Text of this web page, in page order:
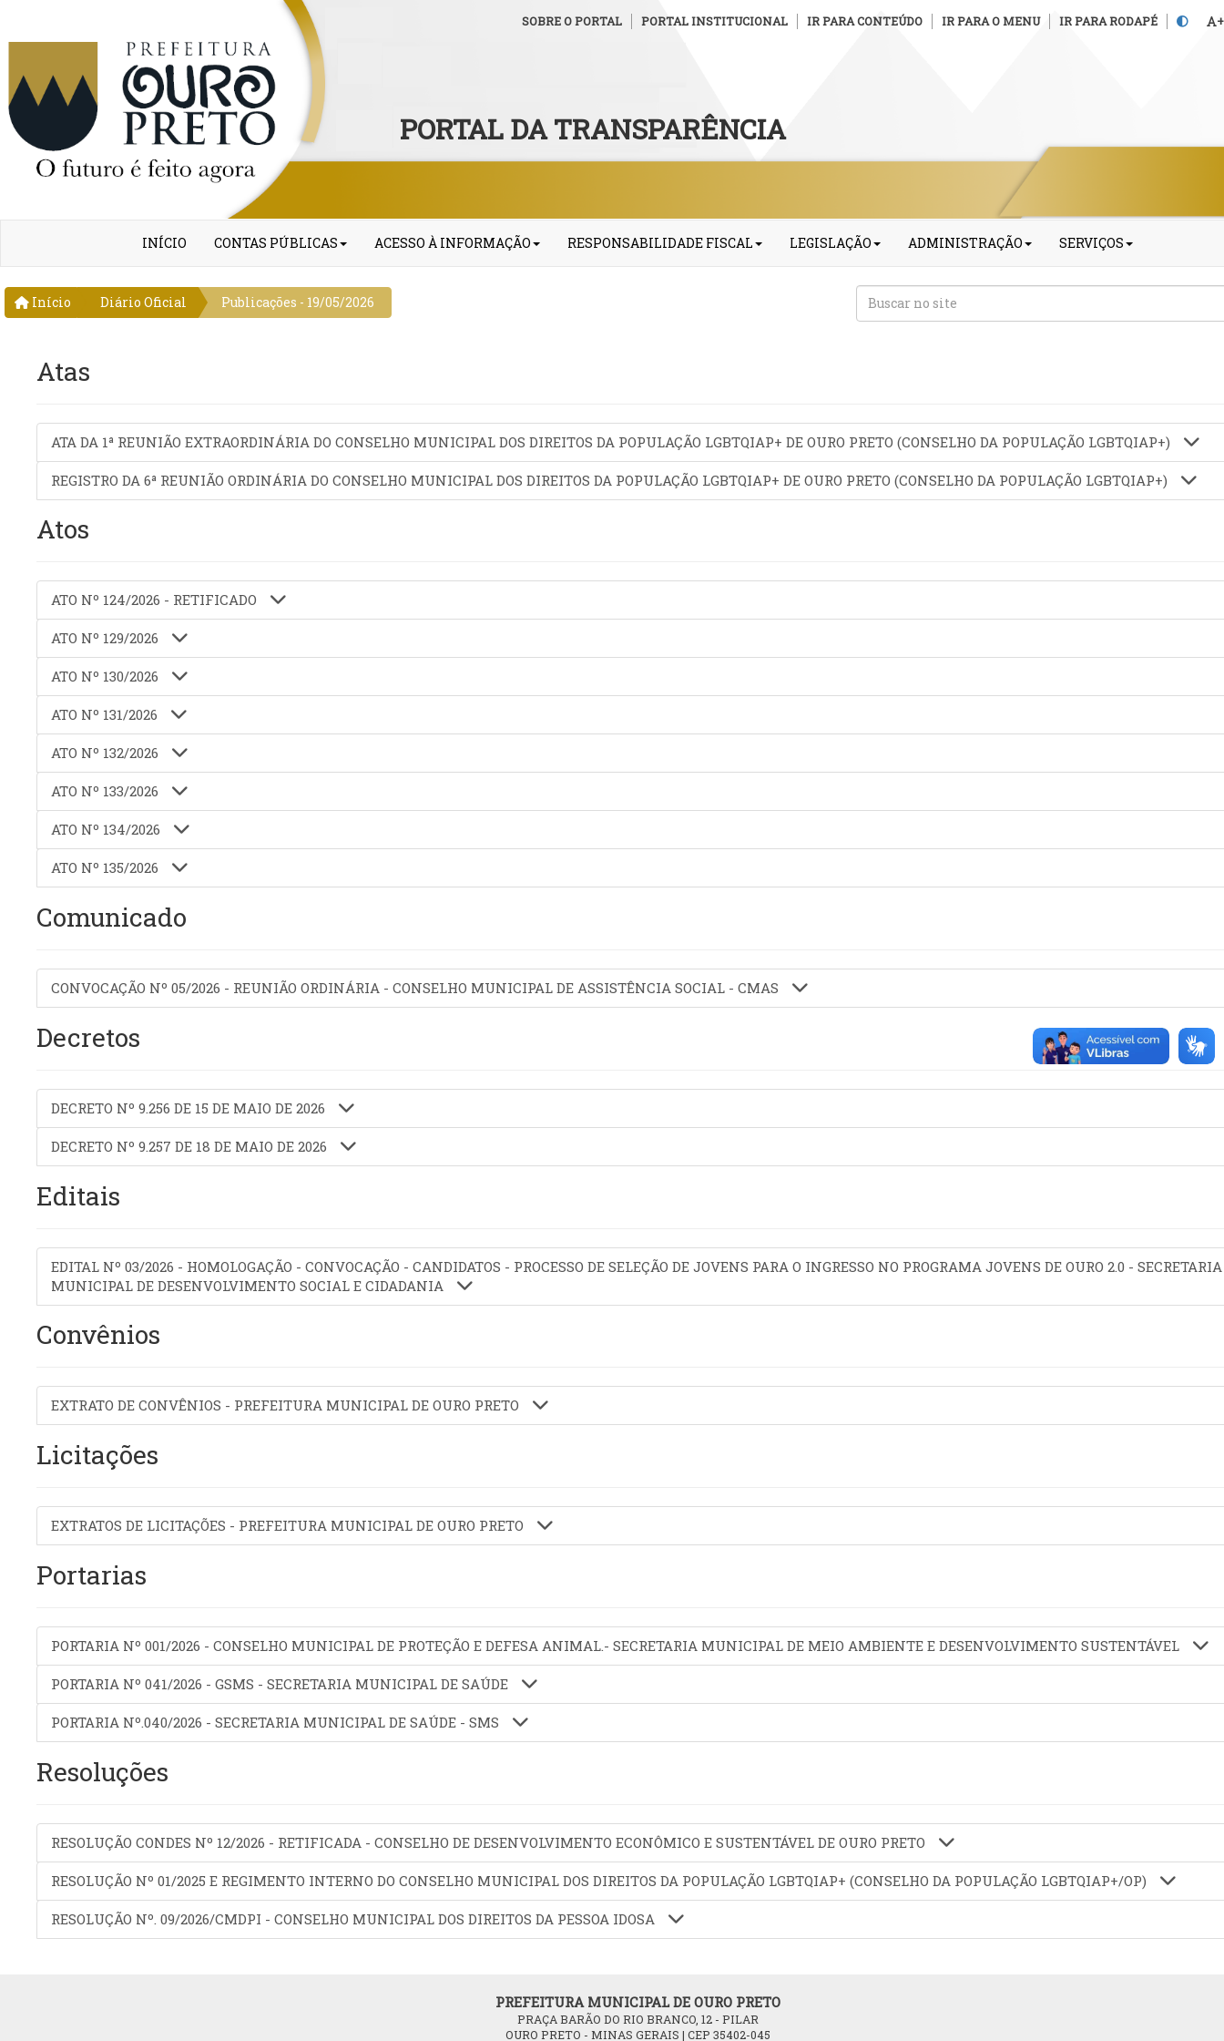
SOBRE O PORTAL PORTAL INSTITUCIONAL IR PARA CONTEÚDO IR PARA O MENU IR PARA RODAPÉ +
PORTAL DA TRANSPARÊNCIA
INÍCIO CONTAS PÚBLICAS ACESSO À INFORMAÇÃO RESPONSABILIDADE FISCAL LEGISLAÇÃO ADMINISTRAÇÃO SERVIÇOS
Início Diário Oficial Publicações - 19/05/2026
Atas
ATA DA 1ª REUNIÃO EXTRAORDINÁRIA DO CONSELHO MUNICIPAL DOS DIREITOS DA POPULAÇÃO LGBTQIAP+ DE OURO PRETO (CONSELHO DA POPULAÇÃO LGBTQIAP+)
REGISTRO DA 6ª REUNIÃO ORDINÁRIA DO CONSELHO MUNICIPAL DOS DIREITOS DA POPULAÇÃO LGBTQIAP+ DE OURO PRETO (CONSELHO DA POPULAÇÃO LGBTQIAP+)
Atos
ATO Nº 124/2026 - RETIFICADO
ATO Nº 129/2026
ATO Nº 130/2026
ATO Nº 131/2026
ATO Nº 132/2026
ATO Nº 133/2026
ATO Nº 134/2026
ATO Nº 135/2026
Comunicado
CONVOCAÇÃO Nº 05/2026 - REUNIÃO ORDINÁRIA - CONSELHO MUNICIPAL DE ASSISTÊNCIA SOCIAL - CMAS
Decretos
DECRETO Nº 9.256 DE 15 DE MAIO DE 2026
DECRETO Nº 9.257 DE 18 DE MAIO DE 2026
Editais
EDITAL Nº 03/2026 - HOMOLOGAÇÃO - CONVOCAÇÃO - CANDIDATOS - PROCESSO DE SELEÇÃO DE JOVENS PARA O INGRESSO NO PROGRAMA JOVENS DE OURO 2.0 - SECRETARIA
MUNICIPAL DE DESENVOLVIMENTO SOCIAL E CIDADANIA
Convênios
EXTRATO DE CONVÊNIOS - PREFEITURA MUNICIPAL DE OURO PRETO
Licitações
EXTRATOS DE LICITAÇÕES - PREFEITURA MUNICIPAL DE OURO PRETO
Portarias
PORTARIA Nº 001/2026 - CONSELHO MUNICIPAL DE PROTEÇÃO E DEFESA ANIMAL.- SECRETARIA MUNICIPAL DE MEIO AMBIENTE E DESENVOLVIMENTO SUSTENTÁVEL
PORTARIA Nº 041/2026 - GSMS - SECRETARIA MUNICIPAL DE SAÚDE
PORTARIA Nº.040/2026 - SECRETARIA MUNICIPAL DE SAÚDE - SMS
Resoluções
RESOLUÇÃO CONDES Nº 12/2026 - RETIFICADA - CONSELHO DE DESENVOLVIMENTO ECONÔMICO E SUSTENTÁVEL DE OURO PRETO
RESOLUÇÃO Nº 01/2025 E REGIMENTO INTERNO DO CONSELHO MUNICIPAL DOS DIREITOS DA POPULAÇÃO LGBTQIAP+ (CONSELHO DA POPULAÇÃO LGBTQIAP+/OP)
RESOLUÇÃO Nº. 09/2026/CMDPI - CONSELHO MUNICIPAL DOS DIREITOS DA PESSOA IDOSA
PREFEITURA MUNICIPAL DE OURO PRETO
PRAÇA BARÃO DO RIO BRANCO, 12 - PILAR
OURO PRETO - MINAS GERAIS | CEP 35402-045